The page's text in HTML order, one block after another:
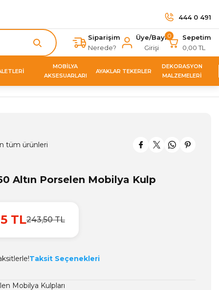
444 0 491
Siparişim
Nerede?
Üye/Bayi
Girişi
0
Sepetim
0,00 TL
MOBİLYA
AKSESUARLARI
AYAKLAR TEKERLER
DEKORASYON
MALZEMELERİ
tüm ürünleri
Altın Porselen Mobilya Kulp
TL243,50 TL
Taksit Seçenekleri
Mobilya Kulpları